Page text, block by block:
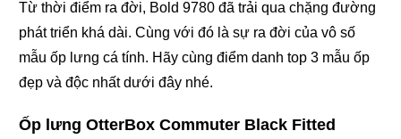
Từ thời điểm ra đời, Bold 9780 đã trải qua chặng đường
phát triển khá dài. Cùng với đó là sự ra đời của vô số
mẫu ốp lưng cá tính. Hãy cùng điểm danh top 3 mẫu ốp
đẹp và độc nhất dưới đây nhé.
Ốp lưng OtterBox Commuter Black Fitted